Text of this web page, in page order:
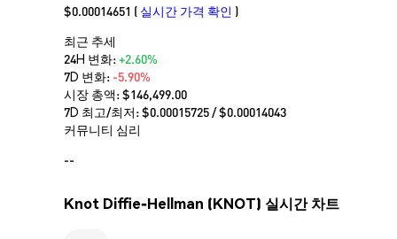
$0.00014651 ( 실시간 가격 확인 )
최근 추세
24H 변화:+2.60%
7D 변화: -5.90%
시장 총액:$146,499.00
7D 최고/최저: $0.00015725/ $0.00014043
커뮤니티 심리
--
Knot Diffie-Hellman (KNOT) 실시간 차트